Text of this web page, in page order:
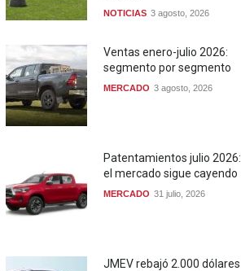
NOTICIAS 3 agosto, 2026
Ventas enero-julio 2026:
segmento por segmento
MERCADO 3 agosto, 2026
Patentamientos julio 2026:
el mercado sigue cayendo
MERCADO 31 julio, 2026
JMEV rebajó 2.000 dólares